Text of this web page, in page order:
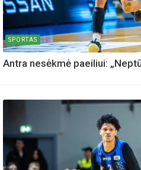
SPORTAS
Antra nesėkmė paeiliui: